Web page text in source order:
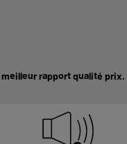
meilleur rapport qualité prix.